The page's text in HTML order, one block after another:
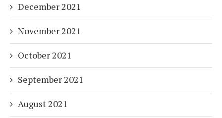
December 2021
November 2021
October 2021
September 2021
August 2021